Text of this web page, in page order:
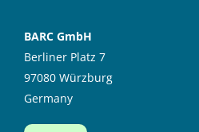
BARC GmbH
Berliner Platz 7
97080 Würzburg
Germany